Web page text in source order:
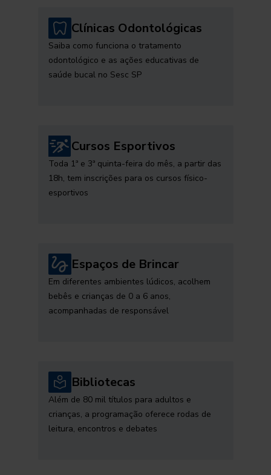
Clínicas Odontológicas
Saiba como funciona o tratamento
odontológico e as ações educativas de
saúde bucal no Sesc SP
Cursos Esportivos
Toda 1ª e 3ª quinta-feira do mês, a partir das
18h, tem inscrições para os cursos físico-
esportivos
Espaços de Brincar
Em diferentes ambientes lúdicos, acolhem
bebês e crianças de 0 a 6 anos,
acompanhadas de responsável
Bibliotecas
Além de 80 mil títulos para adultos e
crianças, a programação oferece rodas de
leitura, encontros e debates